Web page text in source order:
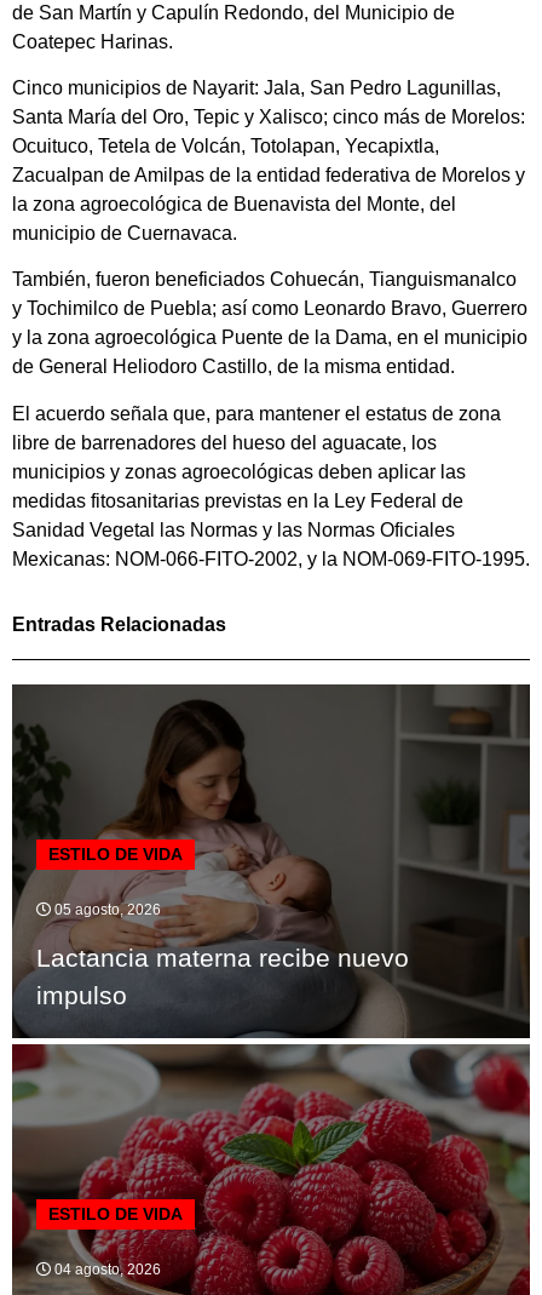
de San Martín y Capulín Redondo, del Municipio de
Coatepec Harinas.
Cinco municipios de Nayarit: Jala, San Pedro Lagunillas,
Santa María del Oro, Tepic y Xalisco; cinco más de Morelos:
Ocuituco, Tetela de Volcán, Totolapan, Yecapixtla,
Zacualpan de Amilpas de la entidad federativa de Morelos y
la zona agroecológica de Buenavista del Monte, del
municipio de Cuernavaca.
También, fueron beneficiados Cohuecán, Tianguismanalco
y Tochimilco de Puebla; así como Leonardo Bravo, Guerrero
y la zona agroecológica Puente de la Dama, en el municipio
de General Heliodoro Castillo, de la misma entidad.
El acuerdo señala que, para mantener el estatus de zona
libre de barrenadores del hueso del aguacate, los
municipios y zonas agroecológicas deben aplicar las
medidas fitosanitarias previstas en la Ley Federal de
Sanidad Vegetal las Normas y las Normas Oficiales
Mexicanas: NOM-066-FITO-2002, y la NOM-069-FITO-1995.
Entradas Relacionadas
ESTILO DE VIDA
05 agosto, 2026
Lactancia materna recibe nuevo
impulso
ESTILO DE VIDA
04 agosto, 2026